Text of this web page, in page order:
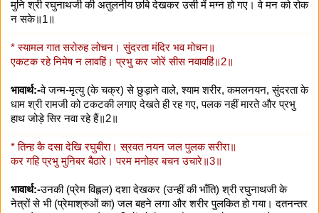
मुनि श्री रघुनाथजी की अतुलनीय छबि देखकर उसी में मग्न हो गए। वे मन को रोक
न सके॥1॥
* स्यामल गात सरोरुह लोचन। सुंदरता मंदिर भव मोचन॥
एकटक रहे निमेष न लावहिं। प्रभु कर जोरें सीस नवावहिं॥2॥
भावार्थ:-वे जन्म-मृत्यु (के चक्र) से छुड़ाने वाले, श्याम शरीर, कमलनयन, सुंदरता के
धाम श्री रामजी को टकटकी लगाए देखते ही रह गए, पलक नहीं मारते और प्रभु
हाथ जोड़े सिर नवा रहे हैं॥2॥
* तिन्ह कै दसा देखि रघुबीरा। स्रवत नयन जल पुलक सरीरा॥
कर गहि प्रभु मुनिबर बैठारे। परम मनोहर बचन उचारे॥3॥
भावार्थ:-उनकी (प्रेम विह्लल) दशा देखकर (उन्हीं की भाँति) श्री रघुनाथजी के
नेत्रों से भी (प्रेमाश्रुओं का) जल बहने लगा और शरीर पुलकित हो गया। दतनन्तर